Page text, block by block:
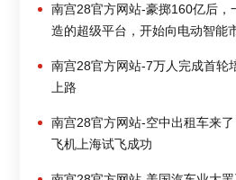
南宫28官方网站-豪掷160亿后，
造的超级平台，开始向电动智能
南宫28官方网站-7万人完成首轮
上路
南宫28官方网站-空中出租车来
飞机上海试飞成功